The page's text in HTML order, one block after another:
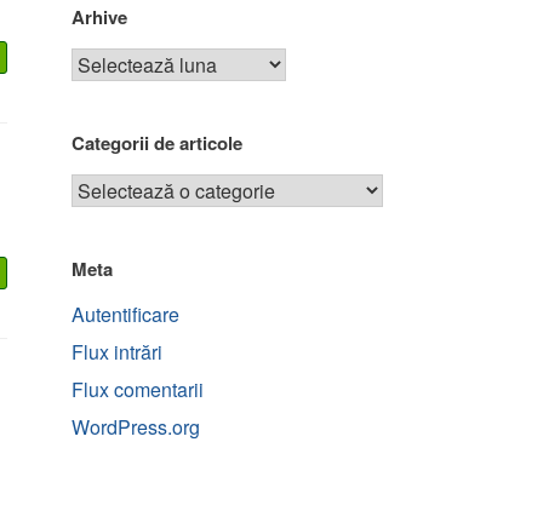
Arhive
Categorii de articole
Meta
Autentificare
Flux intrări
Flux comentarii
WordPress.org